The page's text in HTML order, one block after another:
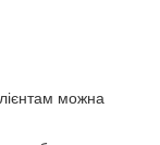
можна